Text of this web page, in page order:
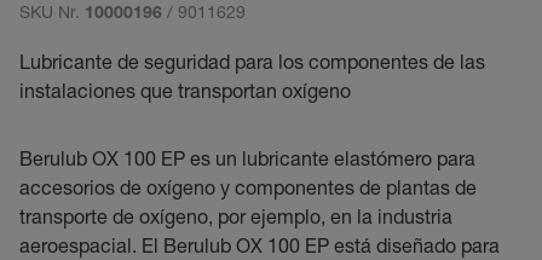
SKU Nr. 10000196 / 9011629
Lubricante de seguridad para los componentes de las
instalaciones que transportan oxígeno
Berulub OX 100 EP es un lubricante elastómero para
accesorios de oxígeno y componentes de plantas de
transporte de oxígeno, por ejemplo, en la industria
aeroespacial. El Berulub OX 100 EP está diseñado para